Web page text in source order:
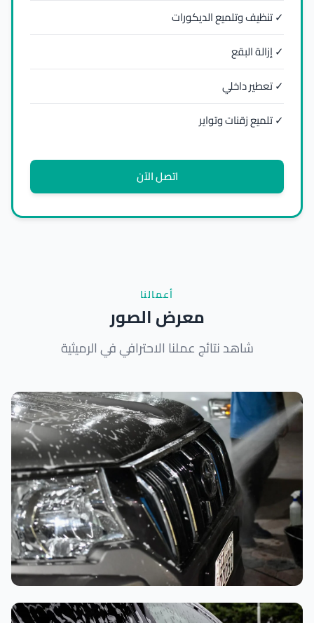
✓ تنظيف وتلميع الديكورات
✓ إزالة البقع
✓ تعطير داخلي
✓ تلميع زقنات وتواير
اتصل الآن
أعمالنا
معرض الصور
شاهد نتائج عملنا الاحترافي في الرميثية
تنظيف داخلي